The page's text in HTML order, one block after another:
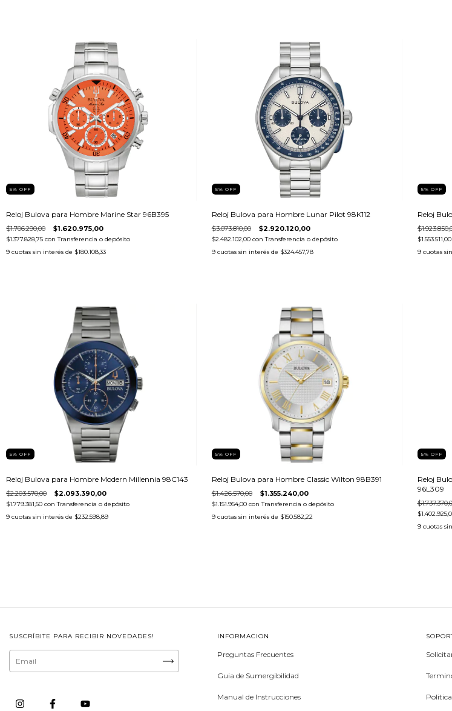
5% OFF
Reloj Bulova para Hombre Marine Star 96B395
$1.706.290,00 $1.620.975,00
$1.377.828,75 con Transferencia o depósito
9 cuotas sin interés de $180.108,33
5% OFF
Reloj Bulova para Hombre Lunar Pilot 98K112
$3.073.810,00 $2.920.120,00
$2.482.102,00 con Transferencia o depósito
9 cuotas sin interés de $324.457,78
5% OFF
Reloj
$1.553.511,00
9 cuotas
5% OFF
Reloj Bulova para Hombre Modern Millennia 98C143
$2.203.570,00 $2.093.390,00
$1.779.381,50 con Transferencia o depósito
9 cuotas sin interés de $232.598,89
5% OFF
Reloj Bulova para Hombre Classic Wilton 98B391
$1.426.570,00 $1.355.240,00
$1.151.954,00 con Transferencia o depósito
9 cuotas sin interés de $150.582,22
5% OFF
Reloj
96L309
9 cuotas
SUSCRÍBITE PARA RECIBIR NOVEDADES! INFORMACION
Preguntas Frecuentes
Guia de Sumergibilidad
Manual de Instrucciones